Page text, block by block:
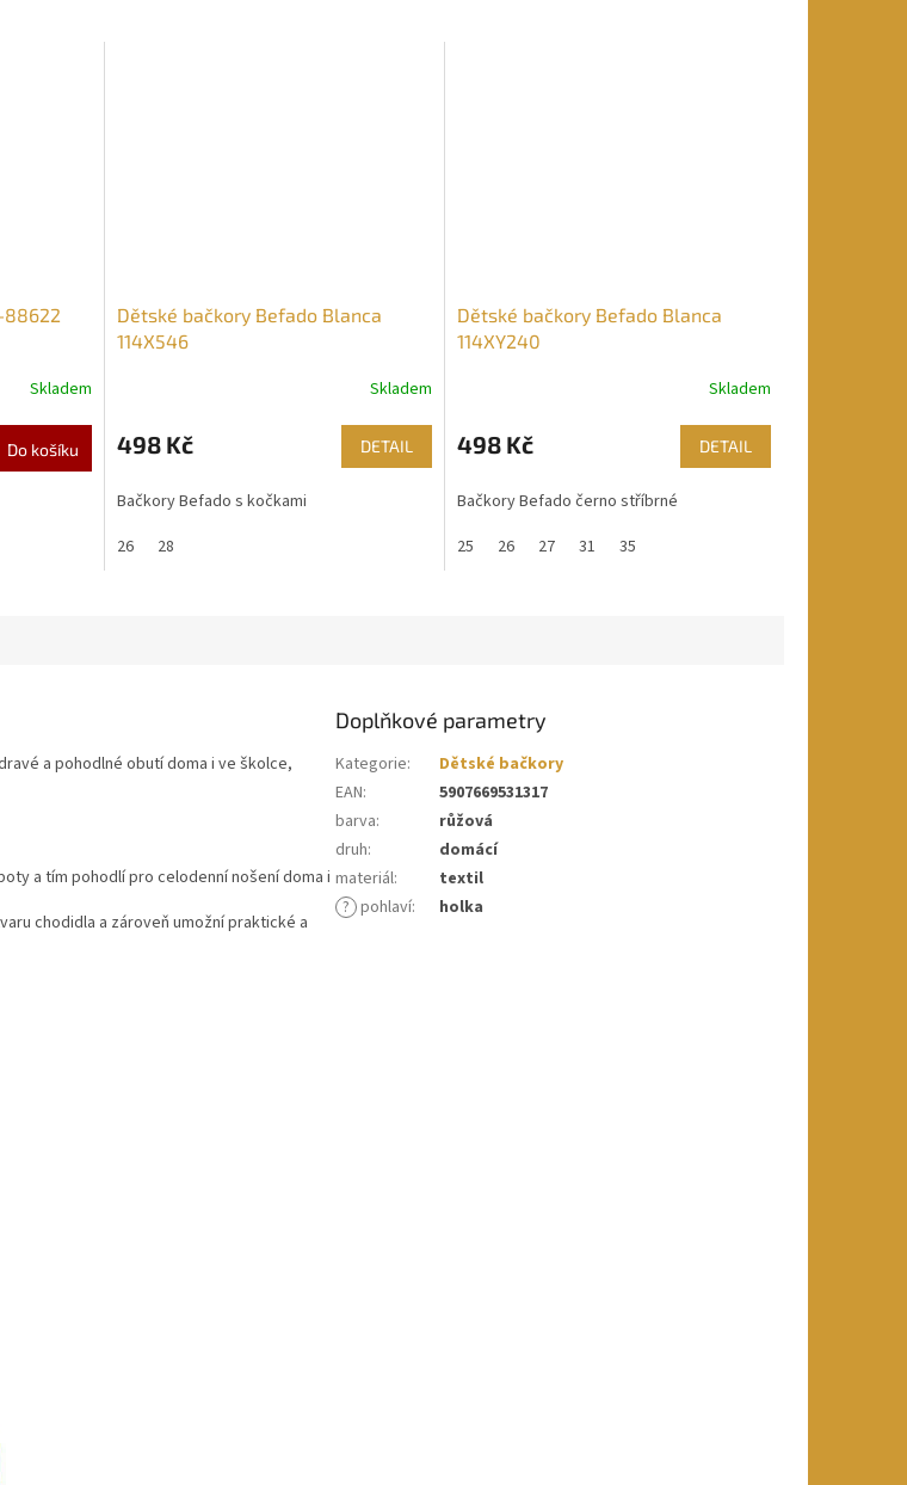
88622
Skladem
Do košíku
Dětské bačkory Befado Blanca
114X546
Skladem
498 Kč DETAIL
Bačkory Befado s kočkami
26
28
Dětské bačkory Befado Blanca
114XY240
Skladem
498 Kč DETAIL
Bačkory Befado černo stříbrné
25
26 27 31 35
a pohodlné obutí doma i ve školce,
a tím pohodlí pro celodenní nošení doma i
chodidla a zároveň umožní praktické a
Doplňkové parametry
Kategorie:
Dětské bačkory
EAN:
5907669531317
barva:
růžová
druh:
domácí
materiál:
textil
? pohlaví: holka